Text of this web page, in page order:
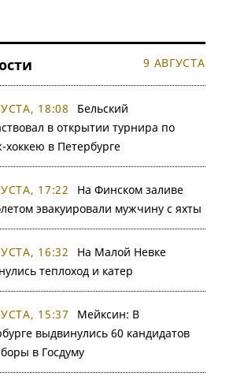
9 АВГУСТА
18:08
Бельский
в открытии турнира по
хоккею в Петербурге
17:22
На Финском заливе
эвакуировали мужчину с яхты
16:32
На Малой Невке
теплоход и катер
15:37
Мейксин: В
выдвинулись 60 кандидатов
в Госдуму